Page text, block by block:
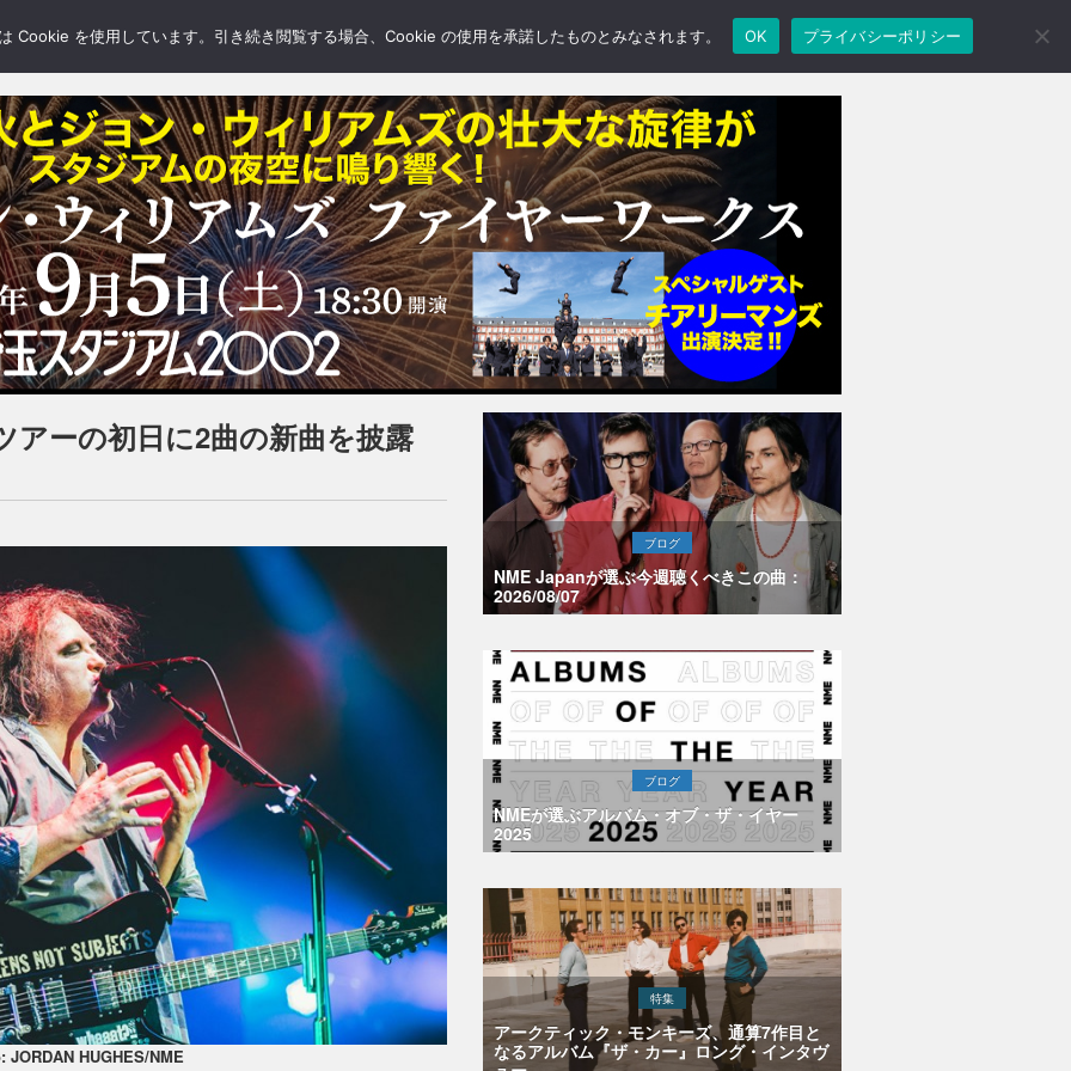
BLOGS FEATURE
アーの初日に2曲の新曲を披露
JORDAN HUGHES/NME
ブログ
NME Japanが選ぶ今週聴くべきこの曲：
2026/08/07
ブログ
NMEが選ぶアルバム・オブ・ザ・イヤー
2025
特集
アークティック・モンキーズ、通算7作目と
なるアルバム『ザ・カー』ロング・インタヴ
Cookie を使用しています。引き続き閲覧する場合、Cookie の使用を承諾したものとみなされます。 OK プライバシーポリシー